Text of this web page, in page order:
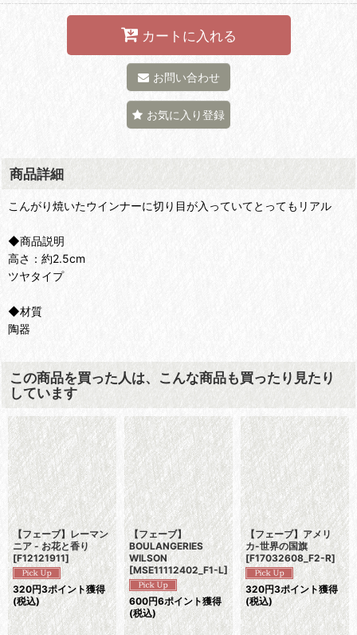
カートに入れる
お問い合わせ
お気に入り登録
商品詳細
こんがり焼いたウインナーに切り目が入っていてとってもリアル
◆商品説明
高さ：約2.5cm
ツヤタイプ
◆材質
陶器
この商品を買った人は、こんな商品も買ったり見たり
しています
【フェーブ】レーマン
ニア - お花と香り
[F12121911]
320円3ポイント獲得
(税込)
【フェーブ】
BOULANGERIES
WILSON
[MSE11112402_F1-L]
600円6ポイント獲得
(税込)
【フェーブ】アメリ
カ-世界の国旗
[F17032608_F2-R]
320円3ポイント獲得
(税込)